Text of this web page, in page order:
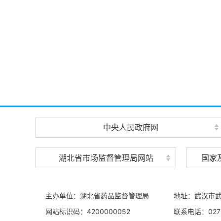
中央人民政府网
湖北省市场监督管理局网站 国家
主办单位：湖北省药品监督管理局
网站标识码：4200000052
地址：武汉市
联系电话：